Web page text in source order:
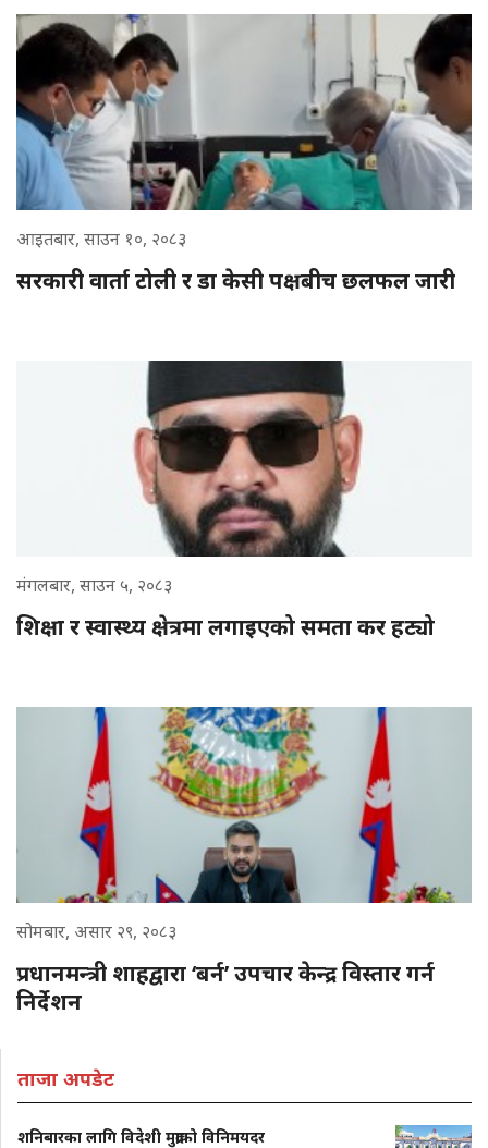
आइतबार, साउन १०, २०८३
सरकारी वार्ता टोली र डा केसी पक्षबीच छलफल जारी
मंगलबार, साउन ५, २०८३
शिक्षा र स्वास्थ्य क्षेत्रमा लगाइएको समता कर हट्यो
सोमबार, असार २९, २०८३
प्रधानमन्त्री शाहद्वारा ‘बर्न’ उपचार केन्द्र विस्तार गर्न
निर्देशन
ताजा अपडेट
शनिबारका लागि विदेशी मुद्राको विनिमयदर